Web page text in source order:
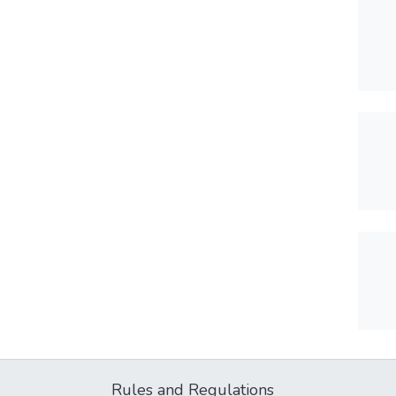
Rules and Regulations